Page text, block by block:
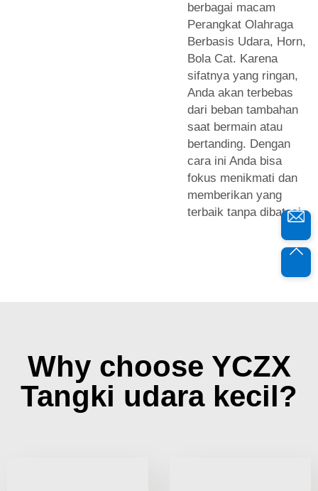
berbagai macam
Perangkat Olahraga
Berbasis Udara, Horn,
Bola Cat. Karena
sifatnya yang ringan,
Anda akan terbebas
dari beban tambahan
saat bermain atau
bertanding. Dengan
cara ini Anda bisa
fokus menikmati dan
memberikan yang
terbaik tanpa dibatasi.
Why choose YCZX
Tangki udara kecil?